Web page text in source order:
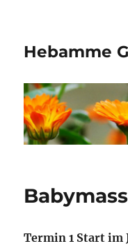
Hebamme
Termin 1 Start im